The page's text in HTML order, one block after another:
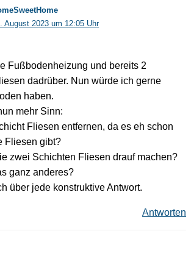
August 2023 um 12:05 Uhr
Fußbodenheizung und bereits 2
dadrüber. Nun würde ich gerne
haben.
mehr Sinn:
Fliesen entfernen, da es eh schon
Fliesen gibt?
zwei Schichten Fliesen drauf machen?
ganz anderes?
über jede konstruktive Antwort.
Antworten